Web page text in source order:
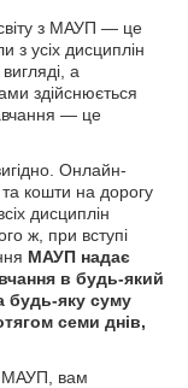
з МАУП — це
з усіх дисциплін
а
здійснюється
— це
Онлайн-
кошти на дорогу
дисциплін
ж, при вступі
МАУП надає
в будь-який
будь-яку суму
семи днів,
МАУП, вам